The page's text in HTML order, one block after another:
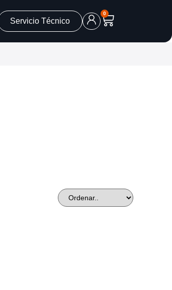
Servicio Técnico
0